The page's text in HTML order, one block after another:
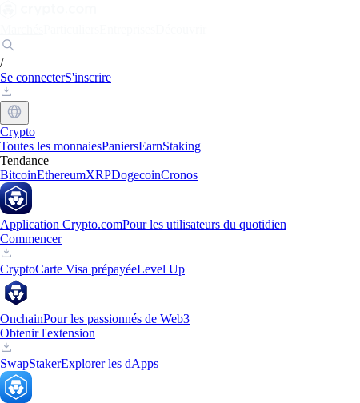
/
Se connecterS'inscrire
Crypto
Toutes les monnaiesPaniersEarnStaking
Tendance
BitcoinEthereumXRPDogecoinCronos
Application Crypto.comPour les utilisateurs du quotidien
Commencer
CryptoCarte Visa prépayéeLevel Up
OnchainPour les passionnés de Web3
Obtenir l'extension
SwapStakerExplorer les dApps